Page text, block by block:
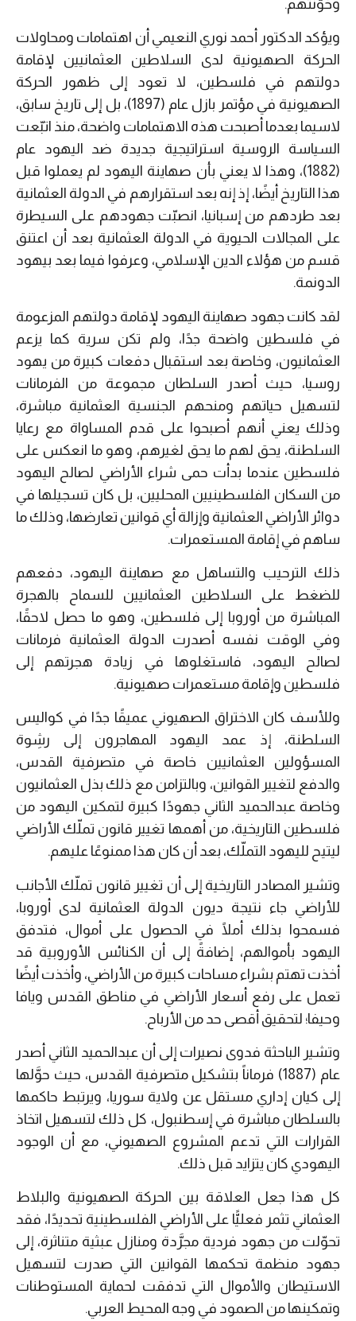
وخوّنتهم.
ويؤكد الدكتور أحمد نوري النعيمي أن اهتمامات ومحاولات
الحركة الصهيونية لدى السلاطين العثمانيين لإقامة
دولتهم في فلسطين، لا تعود إلى ظهور الحركة
الصهيونية في مؤتمر بازل عام (1897)، بل إلى تاريخ سابق،
لاسيما بعدما أصبحت هذه الاهتمامات واضحة، منذ اتبّعت
السياسة الروسية استراتيجية جديدة ضد اليهود عام
(1882)، وهذا لا يعني بأن صهاينة اليهود لم يعملوا قبل
هذا التاريخ أيضًا، إذ إنه بعد استقرارهم في الدولة العثمانية
بعد طردهم من إسبانيا، انصبّت جهودهم على السيطرة
على المجالات الحيوية في الدولة العثمانية بعد أن اعتنق
قسم من هؤلاء الدين الإسلامي، وعرفوا فيما بعد بيهود
الدونمة.
لقد كانت جهود صهاينة اليهود لإقامة دولتهم المزعومة
في فلسطين واضحة جدًا، ولم تكن سرية كما يزعم
العثمانيون، وخاصة بعد استقبال دفعات كبيرة من يهود
روسيا، حيث أصدر السلطان مجموعة من الفرمانات
لتسهيل حياتهم ومنحهم الجنسية العثمانية مباشرة،
وذلك يعني أنهم أصبحوا على قدم المساواة مع رعايا
السلطنة، يحق لهم ما يحق لغيرهم، وهو ما انعكس على
فلسطين عندما بدأت حمى شراء الأراضي لصالح اليهود
من السكان الفلسطينيين المحليين، بل كان تسجيلها في
دوائر الأراضي العثمانية وإزالة أي قوانين تعارضها، وذلك ما
ساهم في إقامة المستعمرات.
ذلك الترحيب والتساهل مع صهاينة اليهود، دفعهم
للضغط على السلاطين العثمانيين للسماح بالهجرة
المباشرة من أوروبا إلى فلسطين، وهو ما حصل لاحقًا،
وفي الوقت نفسه أصدرت الدولة العثمانية فرمانات
لصالح اليهود، فاستغلوها في زيادة هجرتهم إلى
فلسطين وإقامة مستعمرات صهيونية.
وللأسف كان الاختراق الصهيوني عميقًا جدًا في كواليس
السلطنة، إذ عمد اليهود المهاجرون إلى رشِوة
المسؤولين العثمانيين خاصة في متصرفية القدس،
والدفع لتغيير القوانين، وبالتزامن مع ذلك بذل العثمانيون
وخاصة عبدالحميد الثاني جهودًا كبيرة لتمكين اليهود من
فلسطين التاريخية، من أهمها تغيير قانون تملّك الأراضي
ليتيح لليهود التملّك، بعد أن كان هذا ممنوعًا عليهم.
وتشير المصادر التاريخية إلى أن تغيير قانون تملّك الأجانب
للأراضي جاء نتيجة ديون الدولة العثمانية لدى أوروبا،
فسمحوا بذلك أملًا في الحصول على أموال، فتدفق
اليهود بأموالهم، إضافةً إلى أن الكنائس الأوروبية قد
أخذت تهتم بشراء مساحات كبيرة من الأراضي، وأخذت أيضًا
تعمل على رفع أسعار الأراضي في مناطق القدس ويافا
وحيفا؛ لتحقيق أقصى حد من الأرباح.
وتشير الباحثة فدوى نصيرات إلى أن عبدالحميد الثاني أصدر
عام (1887) فرماناً بتشكيل متصرفية القدس، حيث حوَّلها
إلى كيان إداري مستقل عن ولاية سوريا، ويرتبط حاكمها
بالسلطان مباشرة في إسطنبول، كل ذلك لتسهيل اتخاذ
القرارات التي تدعم المشروع الصهيوني، مع أن الوجود
اليهودي كان يتزايد قبل ذلك.
كل هذا جعل العلاقة بين الحركة الصهيونية والبلاط
العثماني تثمر فعليًّا على الأراضي الفلسطينية تحديدًا، فقد
تحوّلت من جهود فردية مجرَّدة ومنازل عبثية متناثرة، إلى
جهود منظمة تحكمها القوانين التي صدرت لتسهيل
الاستيطان والأموال التي تدفقت لحماية المستوطنات
وتمكينها من الصمود في وجه المحيط العربي.